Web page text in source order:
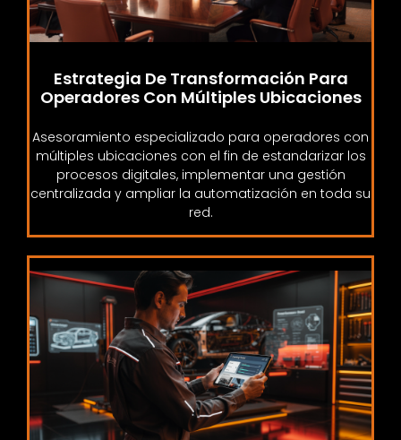
Estrategia De Transformación Para
Operadores Con Múltiples Ubicaciones
Asesoramiento especializado para operadores con
múltiples ubicaciones con el fin de estandarizar los
procesos digitales, implementar una gestión
centralizada y ampliar la automatización en toda su
red.